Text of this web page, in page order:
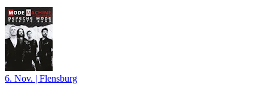
6. Nov. | Flensburg